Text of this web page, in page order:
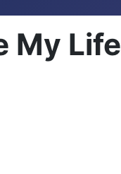
My Life